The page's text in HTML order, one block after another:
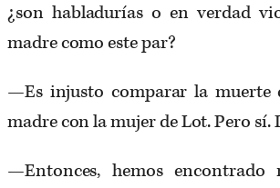
¿son habladurías o en verdad
madre como este par?
—Es injusto comparar la muerte
madre con la mujer de Lot. Pero sí.
—Entonces, hemos encontrado